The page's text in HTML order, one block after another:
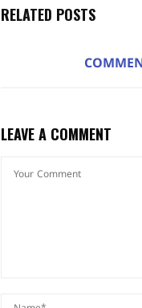
RELATED POSTS
LEAVE A COMMENT